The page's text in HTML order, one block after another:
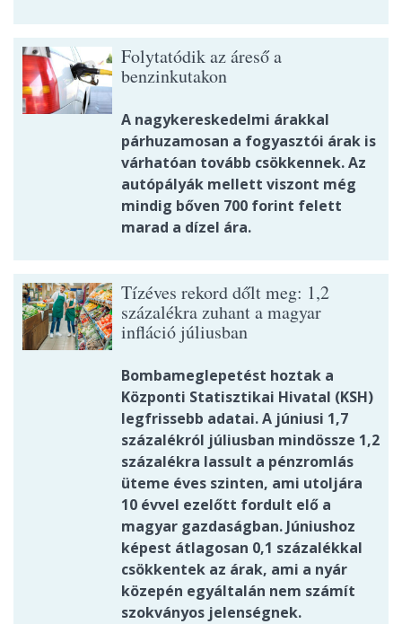
Folytatódik az áreső a
benzinkutakon
A nagykereskedelmi árakkal
párhuzamosan a fogyasztói árak is
várhatóan tovább csökkennek. Az
autópályák mellett viszont még
mindig bőven 700 forint felett
marad a dízel ára.
Tízéves rekord dőlt meg: 1,2
százalékra zuhant a magyar
infláció júliusban
Bombameglepetést hoztak a
Központi Statisztikai Hivatal (KSH)
legfrissebb adatai. A júniusi 1,7
százalékról júliusban mindössze 1,2
százalékra lassult a pénzromlás
üteme éves szinten, ami utoljára
10 évvel ezelőtt fordult elő a
magyar gazdaságban. Júniushoz
képest átlagosan 0,1 százalékkal
csökkentek az árak, ami a nyár
közepén egyáltalán nem számít
szokványos jelenségnek.